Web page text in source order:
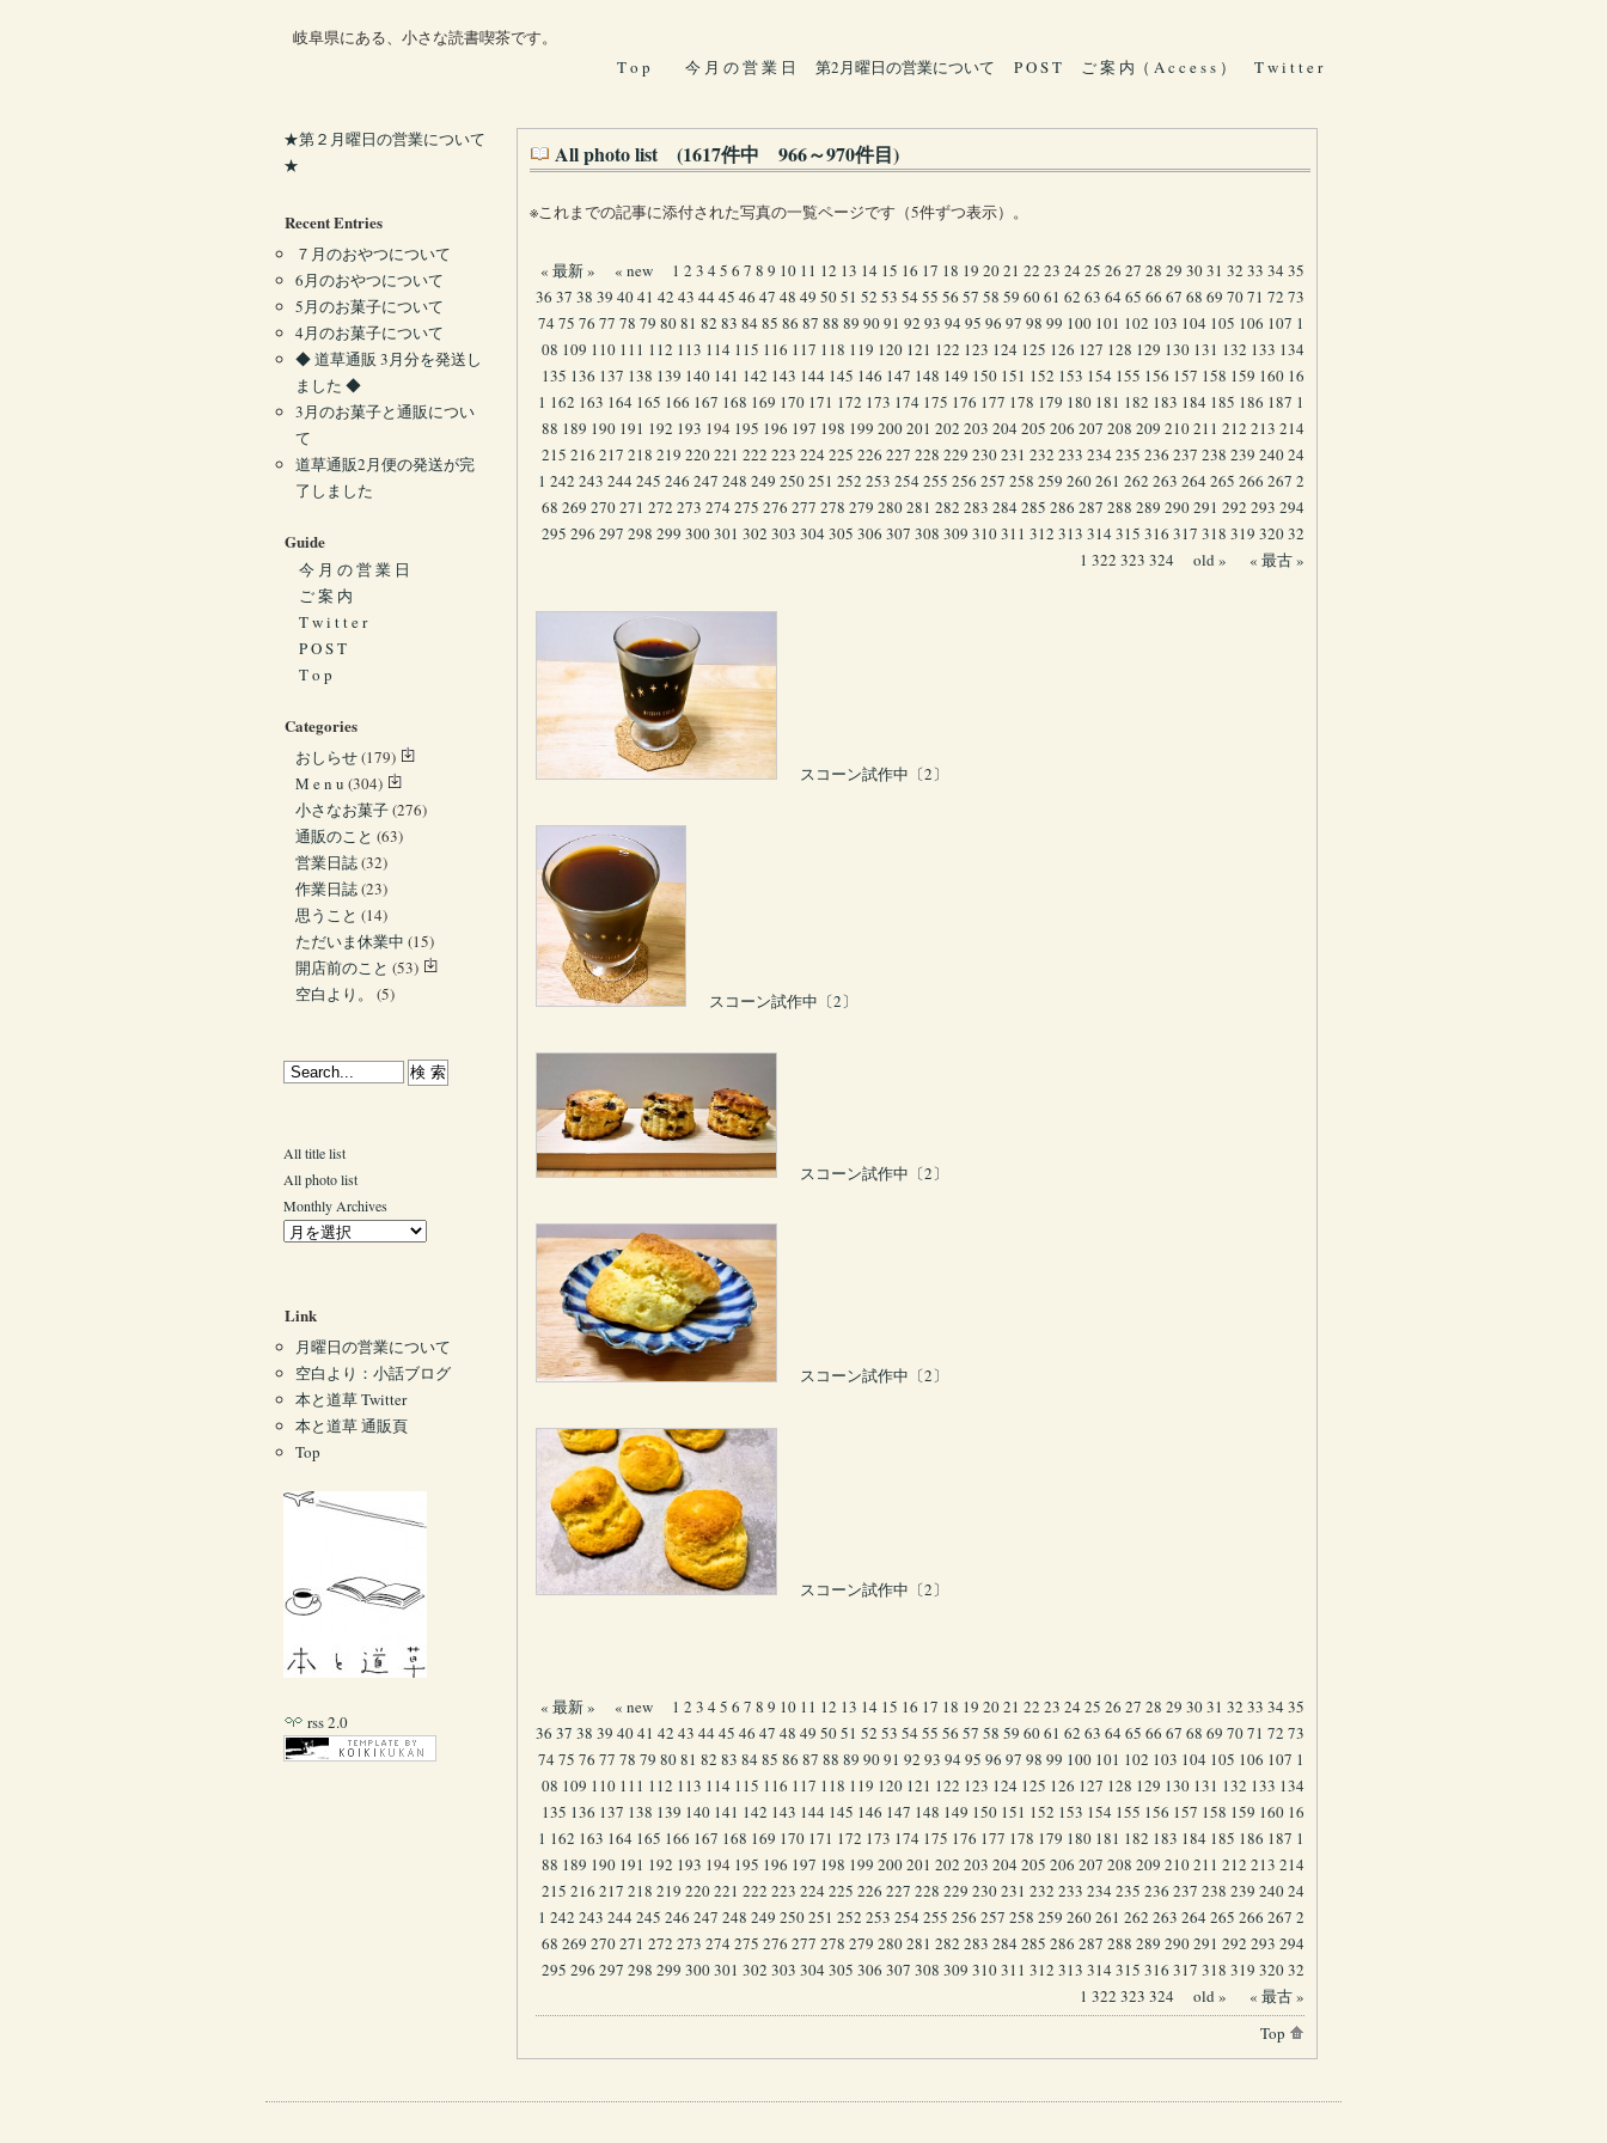
岐阜県にある、小さな読書喫茶です。
T o p
今 月 の 営 業 日 第2月曜日の営業について P O S T ご 案 内（ A c c e s s ） T w i t t e r
All photo list (1617件中 966～970件目)
※これまでの記事に添付された写真の一覧ページです（5件ずつ表示）。
« 最新 » « new 1 2 3 4 5 6 7 8 9 10 11 12 13 14 15 16 17 18 19 2021 22 23 24 25 26 27 28 29 3031 32 33 34 35
36 37 38 39 4041 42 43 44 45 46 47 48 49 5051 52 53 54 55 56 57 58 59 6061 62 63 64 65 66 67 68 69 7071 72 73
74 75 76 77 78 79 8081 82 83 84 85 86 87 88 89 9091 92 93 94 95 96 97 98 99 100 101 102 103 104 105 106 107 1
08 109 110 111 112 113 114 115 116 117 118 119 120 121 122 123 124 125 126 127 128 129 130 131 132 133 134
135 136 137 138 139 140 141 142 143 144 145 146 147 148 149 150 151 152 153 154 155 156 157 158 159 160 16
1 162 163 164 165 166 167 168 169 170 171 172 173 174 175 176 177 178 179 180 181 182 183 184 185 186 187 1
88 189 190 191 192 193 194 195 196 197 198 199 200201 202 203 204 205 206 207 208 209 210211 212 213 214
215 216 217 218 219 220221 222 223 224 225 226 227 228 229 230231 232 233 234 235 236 237 238 239 24024
1 242 243 244 245 246 247 248 249 250251 252 253 254 255 256 257 258 259 260261 262 263 264 265 266 267 2
68 269 270271 272 273 274 275 276 277 278 279 280281 282 283 284 285 286 287 288 289 290291 292 293 294
295 296 297 298 299 300301 302 303 304 305 306 307 308 309 310311 312 313 314 315 316 317 318 319 32032
1 322 323 324 old » « 最古 »
スコーン試作中〔2〕
スコーン試作中〔2〕
スコーン試作中〔2〕
スコーン試作中〔2〕
スコーン試作中〔2〕
« 最新 » « new 1 2 3 4 5 6 7 8 9 10 11 12 13 14 15 16 17 18 19 2021 22 23 24 25 26 27 28 29 3031 32 33 34 35
36 37 38 39 4041 42 43 44 45 46 47 48 49 5051 52 53 54 55 56 57 58 59 6061 62 63 64 65 66 67 68 69 7071 72 73
74 75 76 77 78 79 8081 82 83 84 85 86 87 88 89 9091 92 93 94 95 96 97 98 99 100 101 102 103 104 105 106 107 1
08 109 110 111 112 113 114 115 116 117 118 119 120 121 122 123 124 125 126 127 128 129 130 131 132 133 134
135 136 137 138 139 140 141 142 143 144 145 146 147 148 149 150 151 152 153 154 155 156 157 158 159 160 16
1 162 163 164 165 166 167 168 169 170 171 172 173 174 175 176 177 178 179 180 181 182 183 184 185 186 187 1
88 189 190 191 192 193 194 195 196 197 198 199 200201 202 203 204 205 206 207 208 209 210211 212 213 214
215 216 217 218 219 220221 222 223 224 225 226 227 228 229 230231 232 233 234 235 236 237 238 239 24024
1 242 243 244 245 246 247 248 249 250251 252 253 254 255 256 257 258 259 260261 262 263 264 265 266 267 2
68 269 270271 272 273 274 275 276 277 278 279 280281 282 283 284 285 286 287 288 289 290291 292 293 294
295 296 297 298 299 300301 302 303 304 305 306 307 308 309 310311 312 313 314 315 316 317 318 319 32032
1 322 323 324 old »
« 最古 »
Top
★第２月曜日の営業について
★
Recent Entries
７月のおやつについて
6月のおやつについて
5月のお菓子について
4月のお菓子について
◆ 道草通販 3月分を発送し
ました ◆
3月のお菓子と通販につい
て
道草通販2月便の発送が完
了しました
Guide
今 月 の 営 業 日
ご 案 内
T w i t t e r
P O S T
T o p
Categories
おしらせ(179)
M e n u (304)
小さなお菓子(276)
通販のこと (63)
営業日誌(32)
作業日誌(23)
思うこと (14)
ただいま休業中 (15)
開店前のこと (53)
空白より。
(5)
All title list
All photo list
Monthly Archives
Link
月曜日の営業について
空白より：小話ブログ
本と道草 Twitter
本と道草 通販頁
Top
rss 2.0